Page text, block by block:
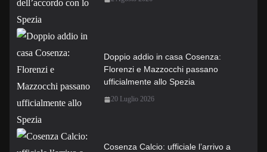
Doppio addio in casa Cosenza:
Florenzi e Mazzocchi passano
ufficialmente allo Spezia
20 Luglio 2026
Cosenza Calcio: ufficiale l’arrivo a